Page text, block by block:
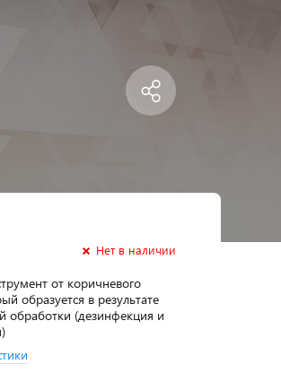
Нет в наличии
от коричневого
образуется в результате
обработки (дезинфекция и